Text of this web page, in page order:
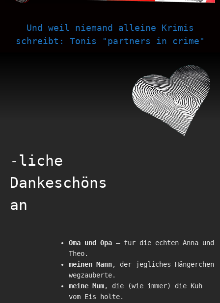
Und weil niemand alleine Krimis
schreibt: Tonis "partners in crime"
-liche
Dankeschöns
an
Oma und Opa– für die echten Anna und
Theo.
meinen Mann, der jegliches Hängerchen
wegzauberte.
meine Mum, die (wie immer) die Kuh
vom Eis holte.